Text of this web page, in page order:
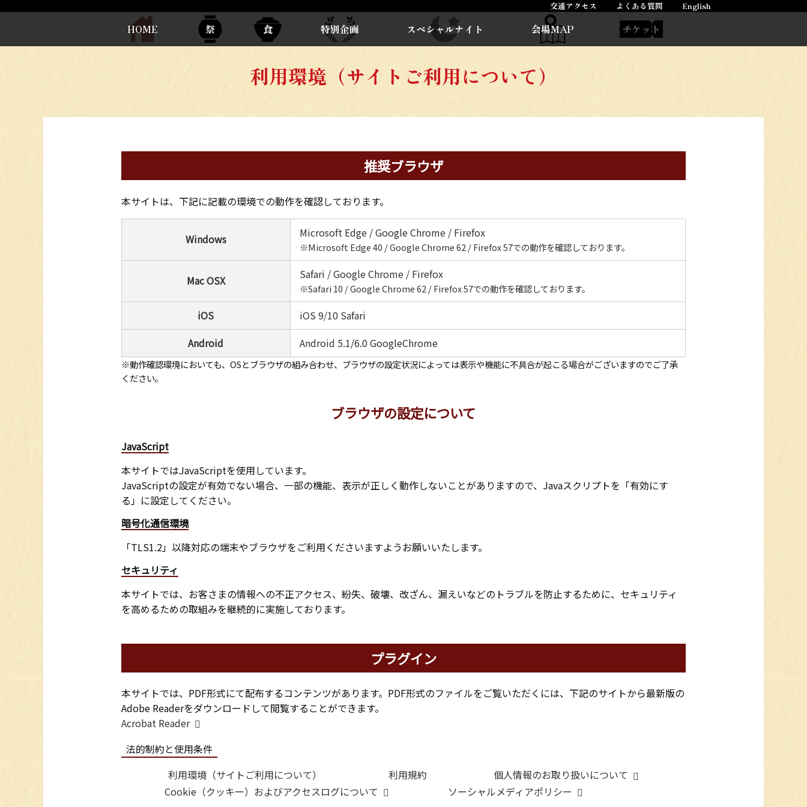
交通アクセス よくある質問 English
HOME 祭 食 特別企画 スペシャルナイト 会場MAP チケット
利用環境（サイトご利用について）
推奨ブラウザ
本サイトは、下記に記載の環境での動作を確認しております。
Windows Microsoft Edge /Google Chrome / Firefox
※Microsoft Edge 40 /Google Chrome 62 / Firefox 57での動作を確認しております。
Mac OSX Safari / Google Chrome / Firefox
※Safari 10 / Google Chrome 62 / Firefox 57での動作を確認しております。
iOS
iOS 9/10 Safari
Android
Android 5.1/6.0 GoogleChrome
※動作確認環境においても、OSとブラウザの組み合わせ、ブラウザの設定状況によっては表示や機能に不具合が起こる場合がございますのでご了承
ください。
ブラウザの設定について
JavaScript
本サイトではJavaScriptを使用しています。
JavaScriptの設定が有効でない場合、一部の機能、表示が正しく動作しないことがありますので、Javaスクリプトを「有効にす
る」に設定してください。
暗号化通信環境
「TLS1.2」以降対応の端末やブラウザをご利用くださいますようお願いいたします。
セキュリティ
本サイトでは、お客さまの情報への不正アクセス、紛失、破壊、改ざん、漏えいなどのトラブルを防止するために、セキュリティ
を高めるための取組みを継続的に実施しております。
プラグイン
本サイトでは、PDF形式にて配布するコンテンツがあります。PDF形式のファイルをご覧いただくには、下記のサイトから最新版の
Adobe Readerをダウンロードして閲覧することができます。
Acrobat Reader
法的制約と使用条件
利用環境（サイトご利用について）
利用規約
個人情報のお取り扱いについて
Cookie（クッキー）およびアクセスログについて
ソーシャルメディアポリシー